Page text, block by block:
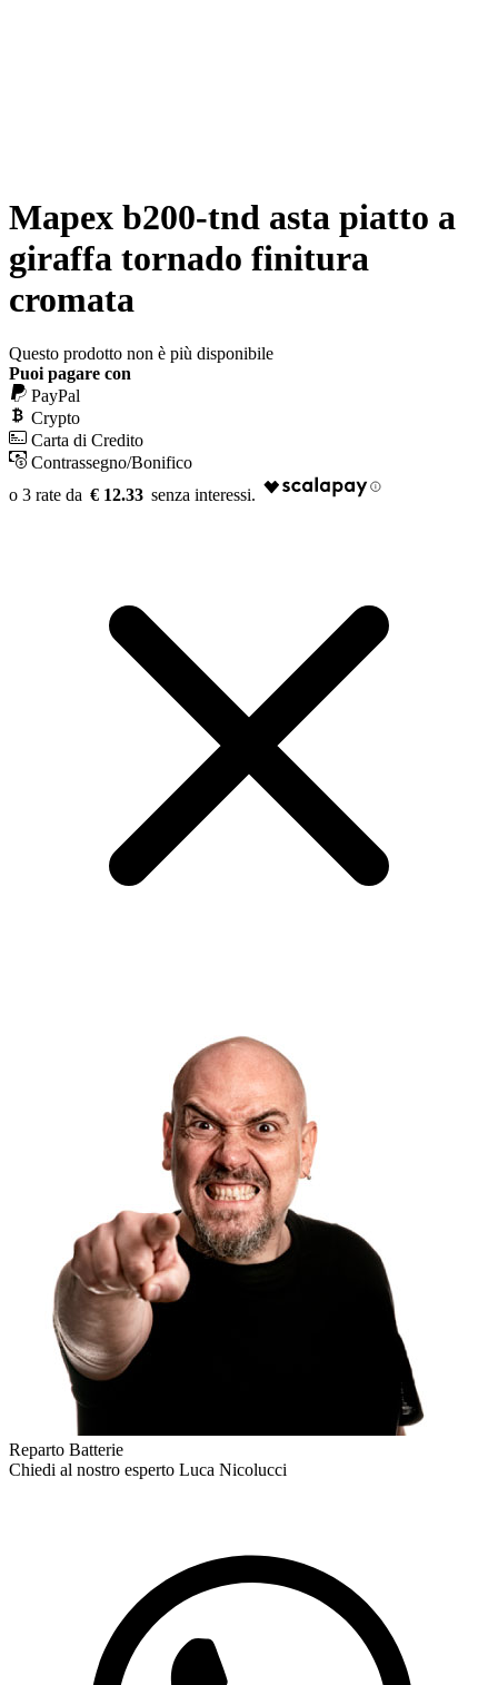
Mapex b200-tnd asta piatto a
giraffa tornado finitura
cromata
Questo prodotto non è più disponibile
Puoi pagare con
PayPal
Crypto
Carta di Credito
Contrassegno/Bonifico
€ 12.33
Reparto Batterie
Chiedi al nostro esperto Luca Nicolucci